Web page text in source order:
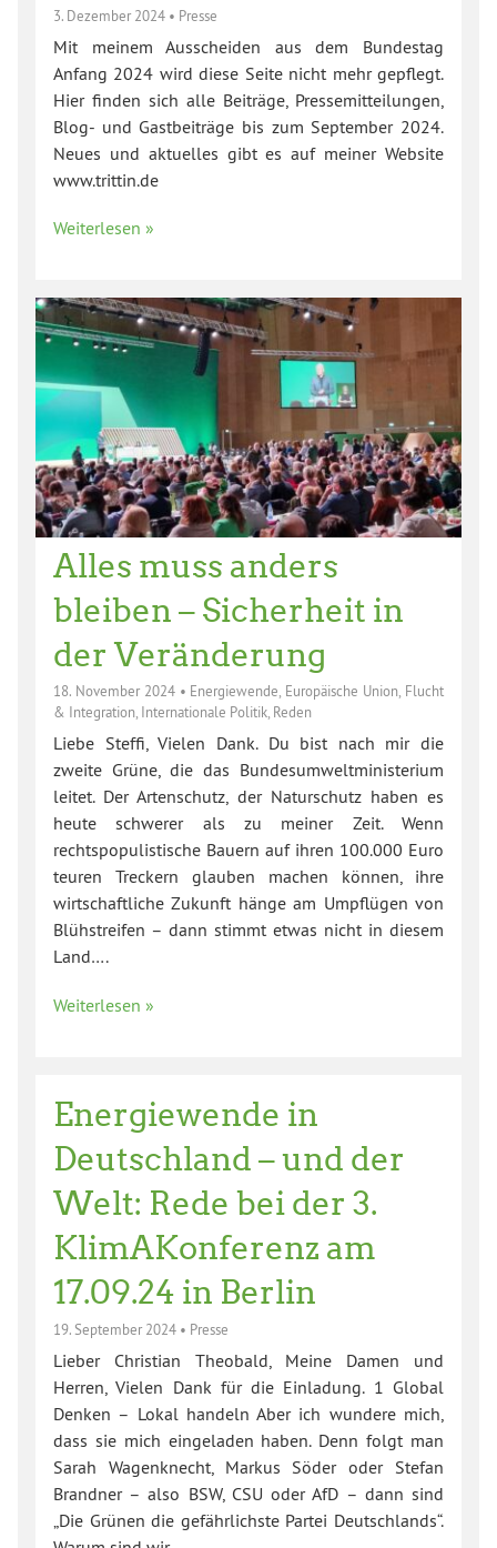
3. Dezember 2024 • Presse
Mit meinem Ausscheiden aus dem Bundestag
Anfang 2024 wird diese Seite nicht mehr gepflegt.
Hier finden sich alle Beiträge, Pressemitteilungen,
Blog- und Gastbeiträge bis zum September 2024.
Neues und aktuelles gibt es auf meiner Website
www.trittin.de
Weiterlesen »
Alles muss anders
bleiben – Sicherheit in
der Veränderung
18. November 2024• Energiewende Europäische Union Flucht
& Integration Internationale Politik Reden
Liebe Steffi, Vielen Dank. Du bist nach mir die
zweite Grüne, die das Bundesumweltministerium
leitet. Der Artenschutz, der Naturschutz haben es
heute schwerer als zu meiner Zeit. Wenn
rechtspopulistische Bauern auf ihren 100.000 Euro
teuren Treckern glauben machen können, ihre
wirtschaftliche Zukunft hänge am Umpflügen von
Blühstreifen – dann stimmt etwas nicht in diesem
Land….
Weiterlesen »
Energiewende in
Deutschland – und der
Welt: Rede bei der 3.
KlimAKonferenz am
17.09.24 in Berlin
19. September 2024 • Presse
Lieber Christian Theobald, Meine Damen und
Herren, Vielen Dank für die Einladung. 1 Global
Denken – Lokal handeln Aber ich wundere mich,
dass sie mich eingeladen haben. Denn folgt man
Sarah Wagenknecht, Markus Söder oder Stefan
Brandner – also BSW, CSU oder AfD – dann sind
„Die Grünen die gefährlichste Partei Deutschlands“.